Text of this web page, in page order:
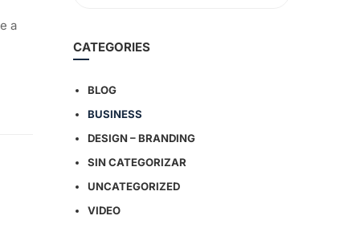
a
CATEGORIES
BLOG
BUSINESS
DESIGN – BRANDING
SIN CATEGORIZAR
UNCATEGORIZED
VIDEO